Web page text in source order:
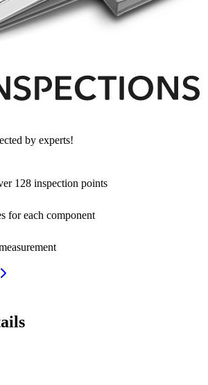
and this without any reservation, also
1341 of the Civil Code. If the buyer collects
use of the right of inspection, the goods
unconditionally accepted as seen and
by experts!
128 inspection points
for each component